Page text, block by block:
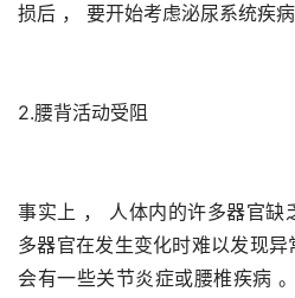
损后 ， 要开始考虑泌尿系统疾
2.腰背活动受阻
事实上 ， 人体内的许多器官缺
多器官在发生变化时难以发现
会有一些关节炎症或腰椎疾病